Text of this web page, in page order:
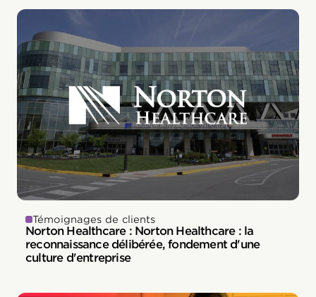
Témoignages de clients
Norton Healthcare : Norton Healthcare : la
reconnaissance délibérée, fondement d'une
culture d'entreprise